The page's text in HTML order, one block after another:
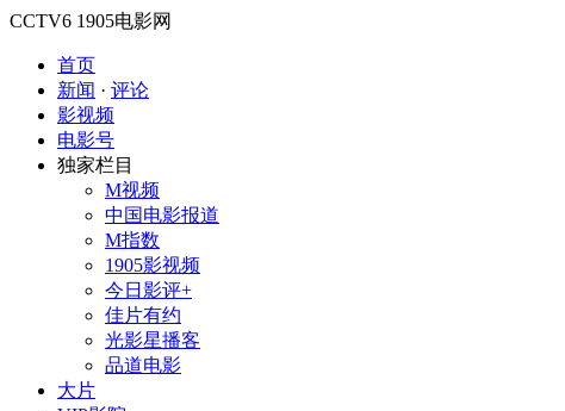
CCTV6 1905电影网
首页
新闻 · 评论
影视频
电影号
独家栏目
M视频
中国电影报道
M指数
1905影视频
今日影评+
佳片有约
光影星播客
品道电影
大片